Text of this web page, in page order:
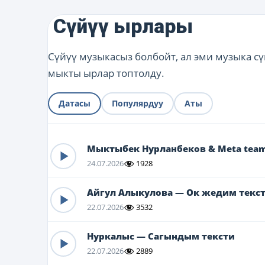
Сүйүү ырлары
Сүйүү музыкасыз болбойт, ал эми музыка
мыкты ырлар топтолду.
Датасы Популярдуу Аты
Мыктыбек Нурланбеков & Meta
24.07.2026 1928
Айгул Алыкулова — Ок жедим
22.07.2026 3532
Нуркалыс — Сагындым тексти
22.07.2026 2889